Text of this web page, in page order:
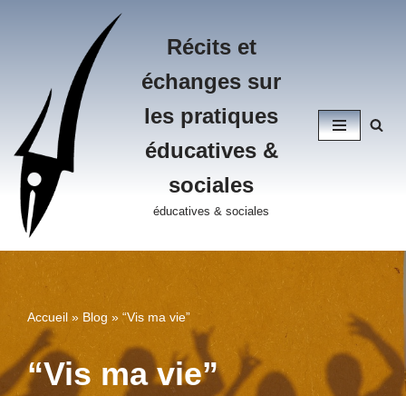
contenu
Récits et
échanges sur
les pratiques
éducatives &
sociales
éducatives & sociales
Accueil » Blog » “Vis ma vie”
“Vis ma vie”